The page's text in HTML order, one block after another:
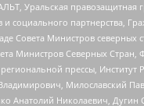
Уральская
партнерства,
Министров северных
Министров Северных
прессы,
Анатолий Николаевич,